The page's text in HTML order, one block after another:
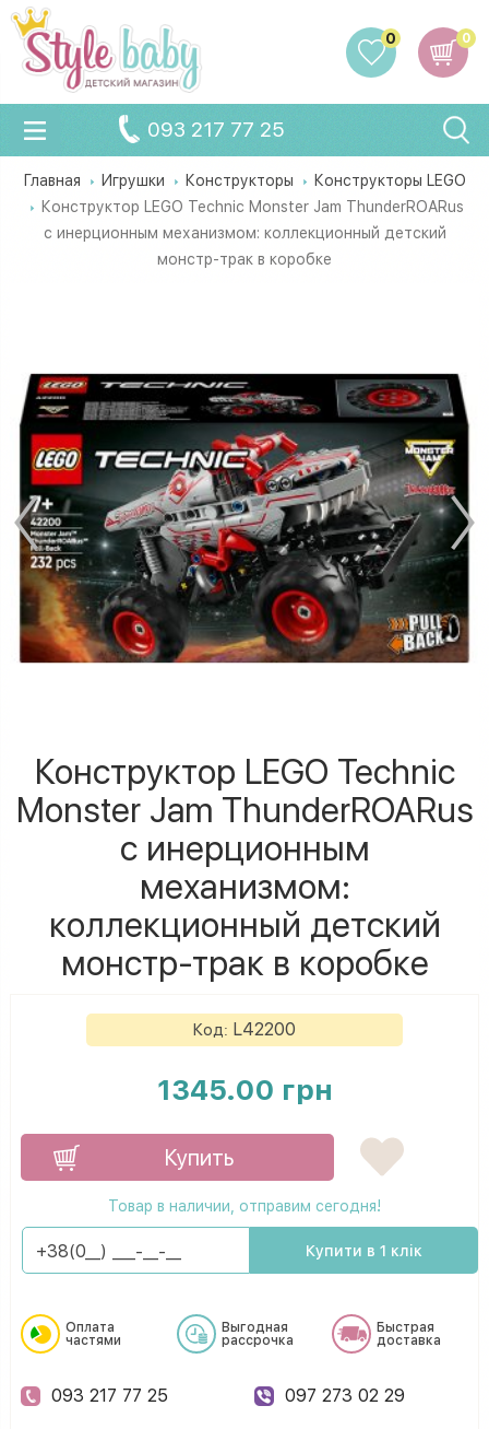
0
0
093 217 77 25
Главная Игрушки Конструкторы
Конструкторы LEGO
Конструктор LEGO Technic Monster Jam ThunderROARus
с инерционным механизмом: коллекционный детский
монстр-трак в коробке
Конструктор LEGO Technic
Monster Jam ThunderROARus
с инерционным
механизмом:
коллекционный детский
монстр-трак в коробке
Код: L42200
1345.00 грн
Купить
Товар в наличии, отправим сегодня!
Купити в 1 клік
Оплата
частями
Выгодная
рассрочка
Быстрая
доставка
093 217 77 25 097 273 02 29